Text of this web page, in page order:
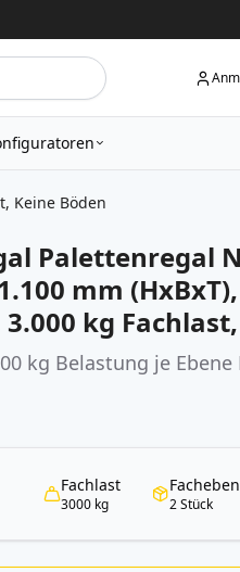
Keine Böden
Palettenregal
mm
kg
kg Belastung je Ebene
Fachlast
3000 kg 2 Stück